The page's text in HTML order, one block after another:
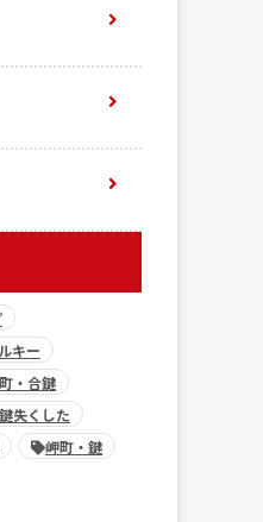
キー
・合鍵
失くした
岬町・鍵